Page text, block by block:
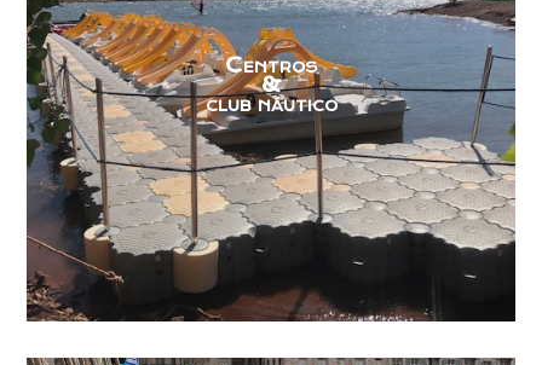
Centros
&
club náutico